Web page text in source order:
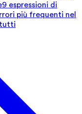
9 espressioni di
più frequenti nel